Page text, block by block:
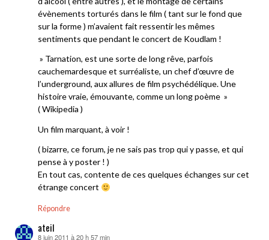
évènements torturés dans le film ( tant sur le fond que
sur la forme ) m’avaient fait ressentir les mêmes
sentiments que pendant le concert de Koudlam !
» Tarnation, est une sorte de long rêve, parfois
cauchemardesque et surréaliste, un chef d’œuvre de
l’underground, aux allures de film psychédélique. Une
histoire vraie, émouvante, comme un long poème »
( Wikipedia )
Un film marquant, à voir !
( bizarre, ce forum, je ne sais pas trop qui y passe, et qui
pense à y poster ! )
En tout cas, contente de ces quelques échanges sur cet
étrange concert
Répondre
ateil
8 juin 2011 à 20 h 57 min